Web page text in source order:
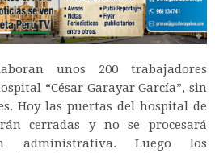
unos 200 trabajadores
“César Garayar García”, sin
Hoy las puertas del hospital de
cerradas y no se procesará
administrativa. Luego los